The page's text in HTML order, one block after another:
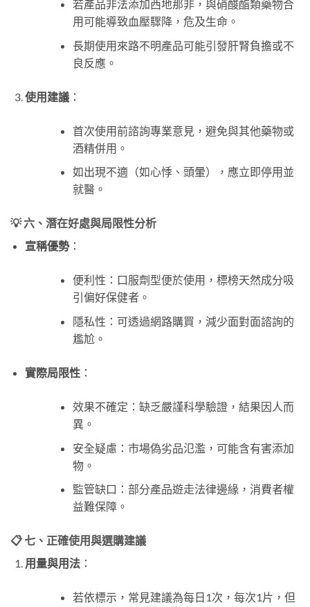
若產品非法添加西地那非，與硝酸酯類藥物合
用可能導致血壓驟降，危及生命。
長期使用來路不明產品可能引發肝腎負擔或不
良反應。
使用建議：
首次使用前諮詢專業意見，避免與其他藥物或
酒精併用。
如出現不適（如心悸、頭暈），應立即停用並
就醫。
💡 六、潛在好處與局限性分析
宣稱優勢：
便利性：口服劑型便於使用，標榜天然成分吸
引偏好保健者。
隱私性：可透過網路購買，減少面對面諮詢的
尷尬。
實際局限性：
效果不確定：缺乏嚴謹科學驗證，結果因人而
異。
安全疑慮：市場偽劣品氾濫，可能含有害添加
物。
監管缺口：部分產品遊走法律邊緣，消費者權
益難保障。
📋 七、正確使用與選購建議
用量與用法：
若依標示，常見建議為每日1次，每次1片，但